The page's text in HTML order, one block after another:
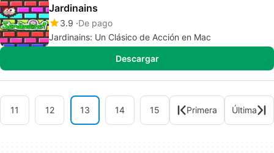
Jardinains
3.9 De pago
Jardinains: Un Clásico de Acción en Mac
Descargar
11 12 13 14 15 Primera Última